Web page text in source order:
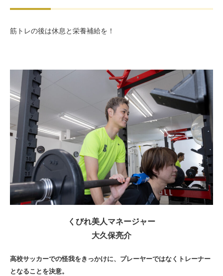
筋トレの後は休息と栄養補給を！
くびれ美人マネージャー
大久保亮介
高校サッカーでの怪我をきっかけに、プレーヤーではなくトレーナー
となることを決意。